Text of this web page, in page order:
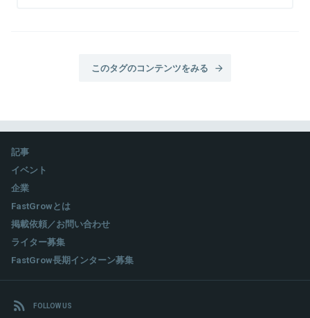
このタグのコンテンツをみる
記事
イベント
企業
FastGrowとは
掲載依頼／お問い合わせ
ライター募集
FastGrow長期インターン募集
FOLLOW US